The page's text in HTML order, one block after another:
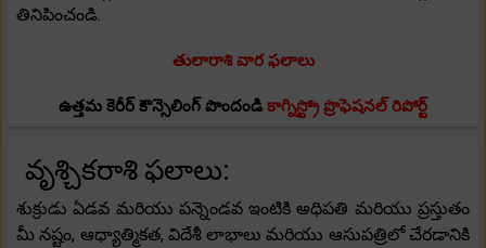
తినిపించండి.
తులారాశి వార ఫలాలు
ఉత్తమ కెరీర్ కౌన్సెలింగ్ పొందండి కాగ్నిస్ట్రో ప్రొఫెషనల్ రిపోర్ట్
వృశ్చికరాశి ఫలాలు:
శుక్రుడు ఏడవ మరియు పన్నెండవ ఇంటికి అధిపతి మరియు ప్రస్తుతం
మీ నష్టం, ఆధ్యాత్మికత, విదేశీ లాభాలు మరియు ఆసుపత్రిలో చేరడానికి